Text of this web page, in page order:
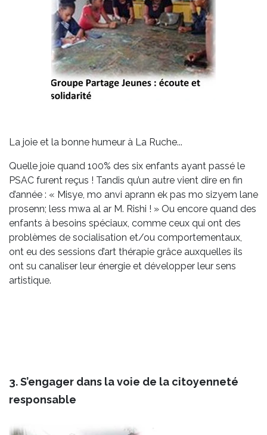
La joie et la bonne humeur à La Ruche...
Quelle joie quand 100% des six enfants ayant passé le
PSAC furent reçus ! Tandis qu’un autre vient dire en fin
d’année : « Misye, mo anvi aprann ek pas mo sizyem lane
prosenn; less mwa al ar M. Rishi ! » Ou encore quand des
enfants à besoins spéciaux, comme ceux qui ont des
problèmes de socialisation et/ou comportementaux,
ont eu des sessions d’art thérapie grâce auxquelles ils
ont su canaliser leur énergie et développer leur sens
artistique.
3. S’engager dans la voie de la citoyenneté
responsable